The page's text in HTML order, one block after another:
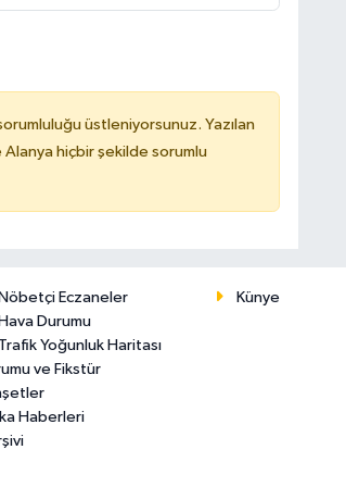
üstleniyorsunuz. Yazılan
hiçbir şekilde sorumlu
Eczaneler
Durumu
Yoğunluk Haritası
ve Fikstür
Haberleri
Künye